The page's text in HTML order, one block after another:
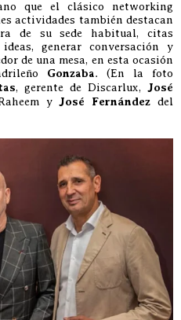
que el clásico networking
actividades también destacan
de su sede habitual, citas
generar conversación y
de una mesa, en esta ocasión
Gonzaba. (En la foto
, gerente de Discarlux, José
y José Fernández del